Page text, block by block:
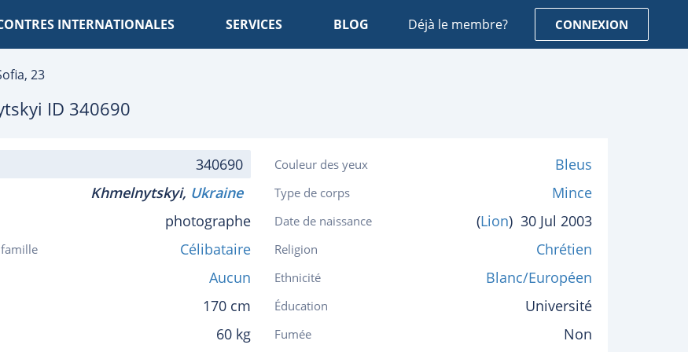
INTERNATIONALES SERVICES BLOG Déjà le membre? CONNEXION
23
ID 340690
340690
Khmelnytskyi, Ukraine
photographe
Célibataire
Aucun
170 cm
60 kg
Couleur des yeux Bleus
Type de corps Mince
Date de naissance (Lion) 30 Jul 2003
Religion Chrétien
Ethnicité Blanc/Européen
Éducation Université
Fumée Non